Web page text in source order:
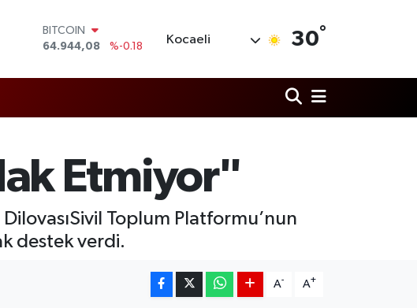
DOLAR
47,7436
%0.18
55,2510
%0.32
BİST100
13.779
%-14
BITCOIN
Kocaeli 30°
Etmiyor"
Toplum Platformu’nun
destek verdi.
A- A+